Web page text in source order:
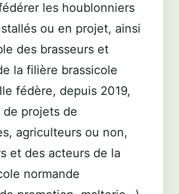
les houblonniers
ou en projet, ainsi
des brasseurs et
la filière brassicole
fédère, depuis 2019,
projets de
agriculteurs ou non,
et des acteurs de la
normande